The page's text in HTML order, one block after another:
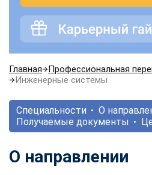
Главная
Профессиональная
Инженерные системы
Специальности
О
Получаемые документы
О направлении